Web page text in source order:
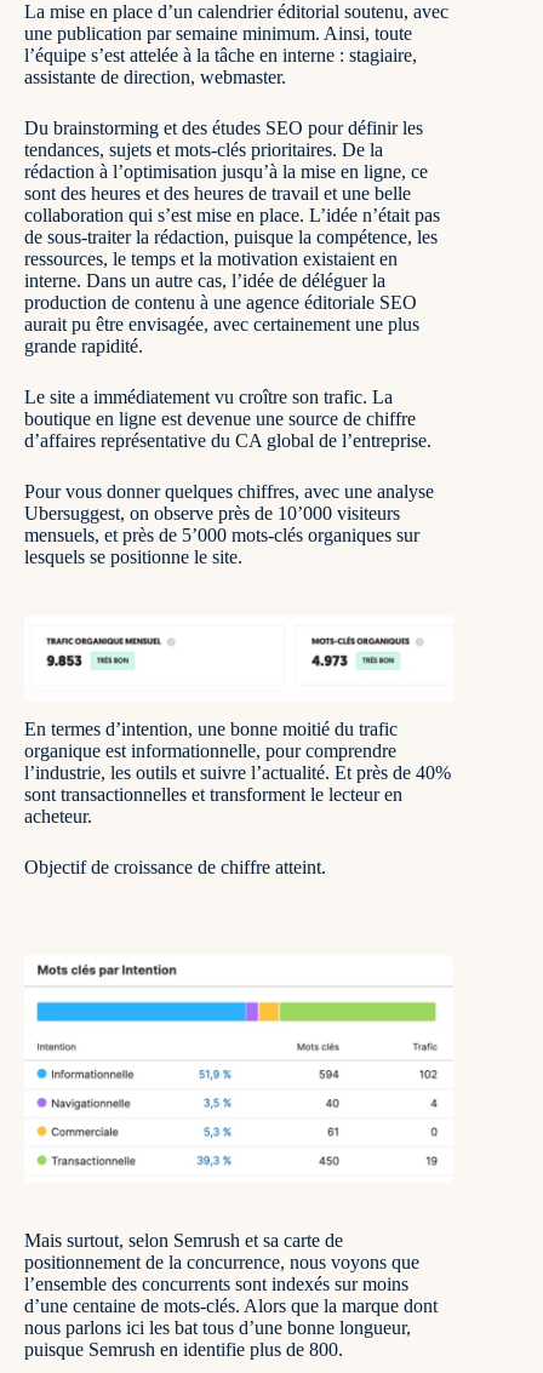
La mise en place d’un calendrier éditorial soutenu, avec
une publication par semaine minimum. Ainsi, toute
l’équipe s’est attelée à la tâche en interne : stagiaire,
assistante de direction, webmaster.
Du brainstorming et des études SEO pour définir les
tendances, sujets et mots-clés prioritaires. De la
rédaction à l’optimisation jusqu’à la mise en ligne, ce
sont des heures et des heures de travail et une belle
collaboration qui s’est mise en place. L’idée n’était pas
de sous-traiter la rédaction, puisque la compétence, les
ressources, le temps et la motivation existaient en
interne. Dans un autre cas, l’idée de déléguer la
production de contenu à une agence éditoriale SEO
aurait pu être envisagée, avec certainement une plus
grande rapidité.
Le site a immédiatement vu croître son trafic. La
boutique en ligne est devenue une source de chiffre
d’affaires représentative du CA global de l’entreprise.
Pour vous donner quelques chiffres, avec une analyse
Ubersuggest, on observe près de 10’000 visiteurs
mensuels, et près de 5’000 mots-clés organiques sur
lesquels se positionne le site.
En termes d’intention, une bonne moitié du trafic
organique est informationnelle, pour comprendre
l’industrie, les outils et suivre l’actualité. Et près de 40%
sont transactionnelles et transforment le lecteur en
acheteur.
Objectif de croissance de chiffre atteint.
Mais surtout, selon Semrush et sa carte de
positionnement de la concurrence, nous voyons que
l’ensemble des concurrents sont indexés sur moins
d’une centaine de mots-clés. Alors que la marque dont
nous parlons ici les bat tous d’une bonne longueur,
puisque Semrush en identifie plus de 800.